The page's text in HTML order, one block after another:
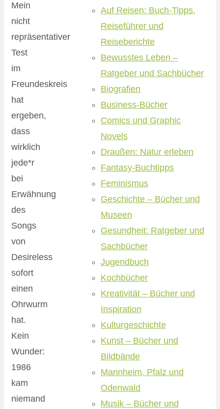
Mein
nicht
repräsentativer
Test
im
Freundeskreis
hat
ergeben,
dass
wirklich
jede*r
bei
Erwähnung
des
Songs
von
Desireless
sofort
einen
Ohrwurm
hat.
Kein
Wunder:
1986
kam
niemand
Auf Reisen: Buch-Tipps,
Reiseführer und
Reiseberichte
Bewusstes Leben –
Ratgeber und Sachbücher
Biografien
Business-Bücher
Comics und Graphic
Novels
Draußen: Natur erleben
Fantasy-Buchtipps
Feminismus
Geschichte – Bücher und
Museen
Gesundheit: Ratgeber und
Sachbücher
Jugendbuch
Kochbücher
Kreativität – Bücher und
Inspiration
Kulturgeschichte
Kunst – Bücher und
Bildbände
Mannheim, Pfalz und
Odenwald
Musik – Bücher und